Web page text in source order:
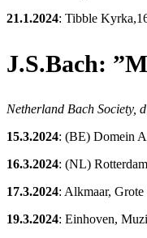
21.1.2024: Tibble
J.S.Bach:
Netherland Bach Society,
15.3.2024: (BE) Domein
16.3.2024: (NL)
17.3.2024: Alkmaar,
19.3.2024: Einhoven,